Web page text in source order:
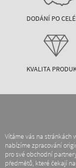
DODÁNÍ PO
KVALITA
Vítáme vás na stránkách
nabízíme zpracování
pro své obchodní
předmětů, které čekají